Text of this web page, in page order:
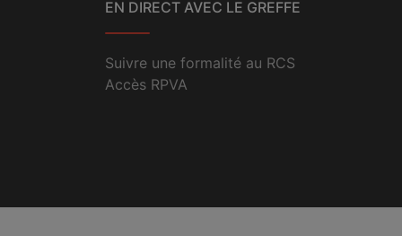
EN DIRECT AVEC LE GREFFE
Suivre une formalité au RCS
Accès RPVA